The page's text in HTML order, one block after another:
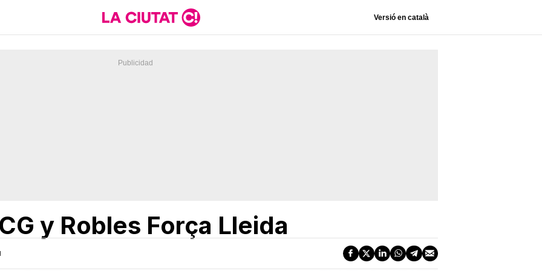
Versió en català
y Robles Força Lleida